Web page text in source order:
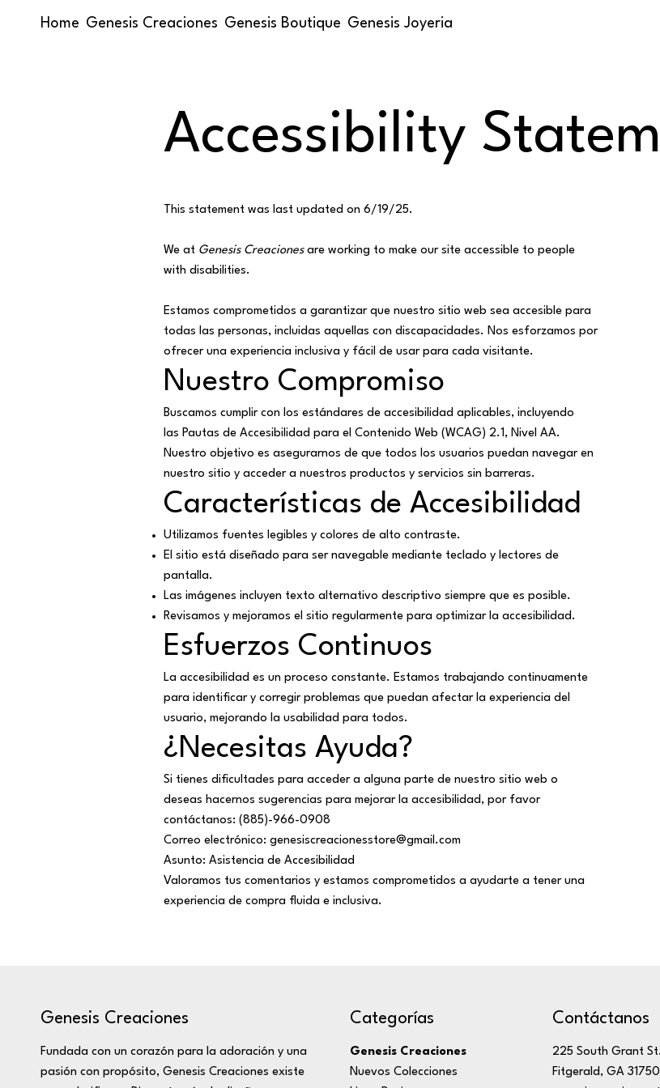
Home Genesis Creaciones Genesis Boutique Genesis Joyeria
Accessibility
This statement was last updated on 6/19/25.
We at Genesis Creacionesare working to make our site accessible to people
with disabilities.
Estamos comprometidos a garantizar que nuestro sitio web sea accesible para
todas las personas, incluidas aquellas con discapacidades. Nos esforzamos por
ofrecer una experiencia inclusiva y fácil de usar para cada visitante.
Nuestro Compromiso
Buscamos cumplir con los estándares de accesibilidad aplicables, incluyendo
las Pautas de Accesibilidad para el Contenido Web (WCAG) 2.1, Nivel AA.
Nuestro objetivo es asegurarnos de que todos los usuarios puedan navegar en
nuestro sitio y acceder a nuestros productos y servicios sin barreras.
Características de Accesibilidad
Utilizamos fuentes legibles y colores de alto contraste.
El sitio está diseñado para ser navegable mediante teclado y lectores de
pantalla.
Las imágenes incluyen texto alternativo descriptivo siempre que es posible.
Revisamos y mejoramos el sitio regularmente para optimizar la accesibilidad.
Esfuerzos Continuos
La accesibilidad es un proceso constante. Estamos trabajando continuamente
para identificar y corregir problemas que puedan afectar la experiencia del
usuario, mejorando la usabilidad para todos.
¿Necesitas Ayuda?
Si tienes dificultades para acceder a alguna parte de nuestro sitio web o
deseas hacernos sugerencias para mejorar la accesibilidad, por favor
contáctanos: (885)-966-0908
Correo electrónico: genesiscreacionesstore@gmail.com
Asunto: Asistencia de Accesibilidad
Valoramos tus comentarios y estamos comprometidos a ayudarte a tener una
experiencia de compra fluida e inclusiva.
Genesis Creaciones
Fundada con un corazón para la adoración y una
pasión con propósito, Genesis Creaciones existe
Categorías
Genesis Creaciones
Nuevos Colecciones
Contáctanos
225 South Grant St.
Fitgerald, GA 31750